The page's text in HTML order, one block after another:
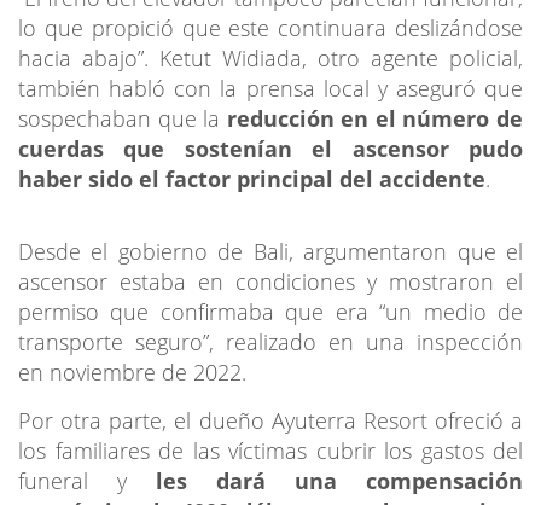
lo que propició que este continuara deslizándose
hacia abajo”. Ketut Widiada, otro agente policial,
también habló con la prensa local y aseguró que
sospechaban que la reducción en el número de
cuerdas que sostenían el ascensor pudo
haber sido el factor principal del accidente.
Desde el gobierno de Bali, argumentaron que el
ascensor estaba en condiciones y mostraron el
permiso que confirmaba que era “un medio de
transporte seguro”, realizado en una inspección
en noviembre de 2022.
Por otra parte, el dueño Ayuterra Resort ofreció a
los familiares de las víctimas cubrir los gastos del
funeral y les dará una compensación